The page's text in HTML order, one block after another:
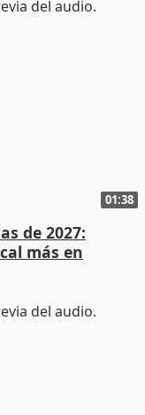
01:38
de 2027:
más en